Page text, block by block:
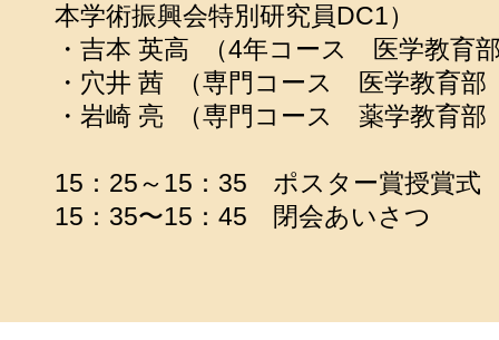
本学術振興会特別研究員DC1）
・吉本 英高 （4年コース 医学教育
・穴井 茜 （専門コース 医学教育
・岩崎 亮 （専門コース 薬学教育
15：25～15：35 ポスター賞授賞式
15：35〜15：45 閉会あいさつ